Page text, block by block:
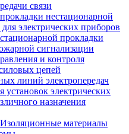
связи
нестационарной
электрических приборов
прокладки
сигнализации
и контроля
цепей
линий электропередач
установок электрических
назначения
материалы